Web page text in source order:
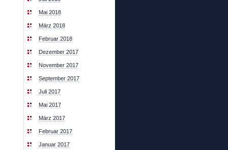
Mai 2018
März 2018
Februar 2018
Dezember 2017
November 2017
September 2017
Juli 2017
Mai 2017
März 2017
Februar 2017
Januar 2017